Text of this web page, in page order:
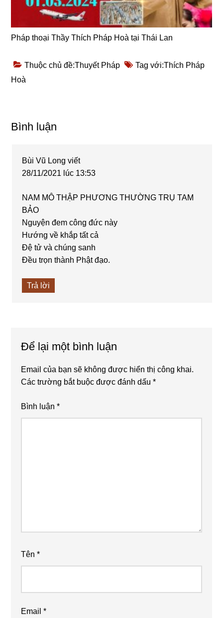
Pháp thoại Thầy Thích Pháp Hoà tại Thái Lan
Thuộc chủ đề:Thuyết Pháp Tag với:Thích Pháp
Hoà
Reader
Bình luận
Bùi Vũ Long viết
28/11/2021 lúc 13:53
NAM MÔ THẬP PHƯƠNG THƯỜNG TRỤ TAM
BẢO
Nguyện đem công đức này
Hướng về khắp tất cả
Đệ tử và chúng sanh
Đều trọn thành Phật đạo.
Trả lời
Để lại một bình luận
Email của bạn sẽ không được hiển thị công khai.
Các trường bắt buộc được đánh dấu*
Bình luận*
Tên*
Email*